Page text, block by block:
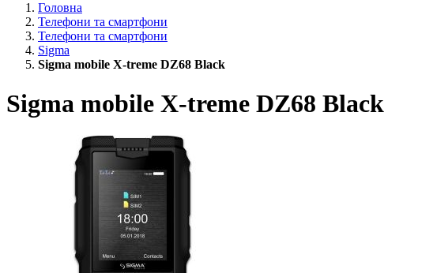
Головна
Телефони та смартфони
Телефони та смартфони
Sigma
Sigma mobile X-treme DZ68 Black
Sigma mobile X-treme DZ68 Black